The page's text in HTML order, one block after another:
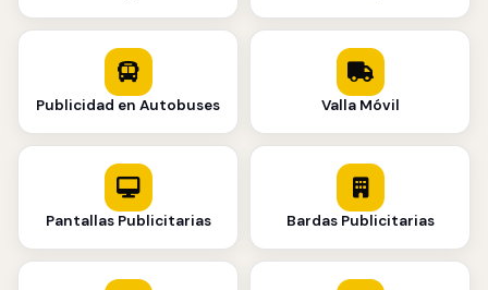
Publicidad en Autobuses Valla Móvil
Pantallas Publicitarias Bardas Publicitarias